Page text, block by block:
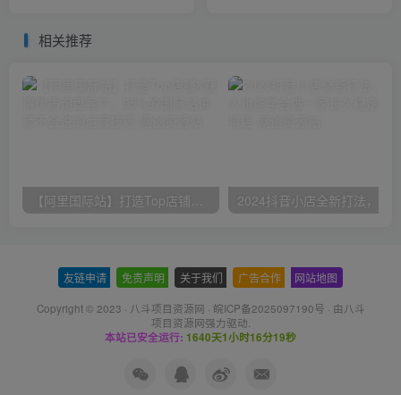
相关推荐
【阿里国际站】打造Top店铺&获得优质询盘客户，​95%的国际站讲师不会说的运营技巧
友链申请 免责声明 关于我们 广告合作 网站地图
Copyright © 2023 · 八斗项目资源网 · 皖ICP备2025097190号 · 由八斗
项目资源网强力驱动.
本站已安全运行: 1640天1小时16分19秒